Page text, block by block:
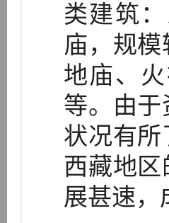
类建筑
庙，规
地庙、
等。由
状况有
西藏地
展甚速，